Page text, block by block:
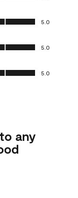
5.0
5.0
5.0
any